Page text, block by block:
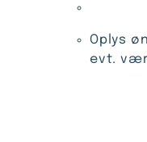
Oplys
evt.